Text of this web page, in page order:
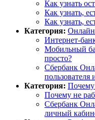
Как узнать
Как узнать,
Как узнать,
Категория: Онлайн
Интернет-
Мобильный
просто?
Сбербанк
пользователя
Категория: Почему
Почему не
Сбербанк
личный